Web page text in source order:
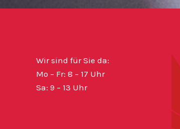
Wir sind für Sie da:
Mo – Fr: 8 – 17 Uhr
Sa: 9 – 13 Uhr